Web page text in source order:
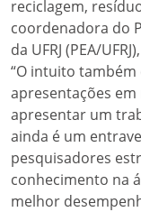
reciclagem,
coordenadora do
da UFRJ (PEA/
“O intuito
apresentações
apresentar um
ainda é um
pesquisadores
conhecimento na
melhor